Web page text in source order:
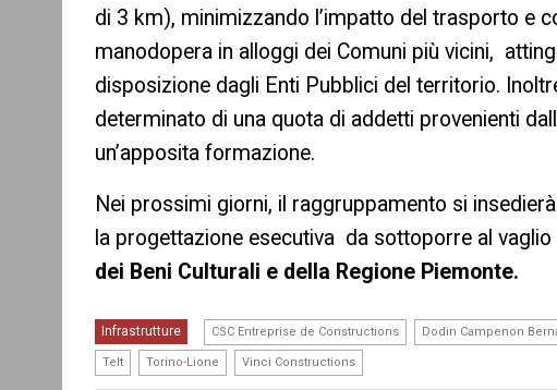
di 3 km), minimizzando l’impatto del trasporto e
manodopera in alloggi dei Comuni più vicini,
disposizione dagli Enti Pubblici del territorio.
determinato di una quota di addetti provenienti
un’apposita formazione.
Nei prossimi giorni, il raggruppamento si
la progettazione esecutiva da sottoporre al vaglio
dei Beni Culturali e della Regione Piemonte.
Infrastrutture CSC Entreprise de Constructions Dodin Campenon
Telt Torino-Lione Vinci Constructions